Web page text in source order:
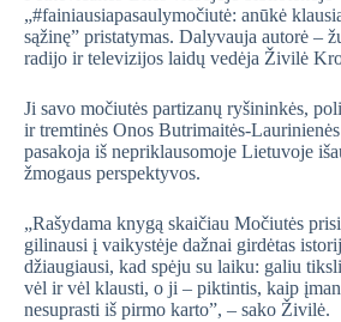
„#fainiausiapasaulymočiutė: anūkė
sąžinę” pristatymas. Dalyvauja autorė –
radijo ir televizijos laidų vedėja Živilė
Ji savo močiutės partizanų ryšininkės,
ir tremtinės Onos Butrimaitės-
pasakoja iš nepriklausomoje Lietuvoje
žmogaus perspektyvos.
„Rašydama knygą skaičiau Močiutės
gilinausi į vaikystėje dažnai girdėtas
džiaugiausi, kad spėju su laiku: galiu
vėl ir vėl klausti, o ji – piktintis, kaip
nesuprasti iš pirmo karto”, – sako Živilė.